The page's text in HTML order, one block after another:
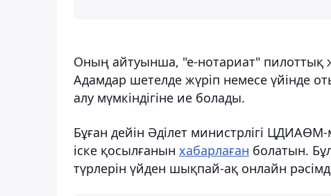
Оның айтуынша, "е-нотариат" пилоттық
Адамдар шетелде жүріп немесе үйінде
алу мүмкіндігіне ие болады.
Бұған дейін Әділет министрлігі
іске қосылғанын хабарлаған болатын.
түрлерін үйден шықпай-ақ онлайн